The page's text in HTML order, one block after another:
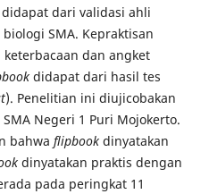
dari validasi ahli
SMA. Kepraktisan
dan angket
didapat dari hasil tes
). Penelitian ini diujicobakan
Negeri 1 Puri Mojokerto.
bahwa flipbookdinyatakan
dinyatakan praktis dengan
pada peringkat 11